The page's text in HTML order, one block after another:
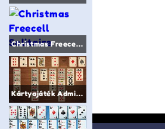
Christmas Freecell Solitaire
Kártyajáték Admirális